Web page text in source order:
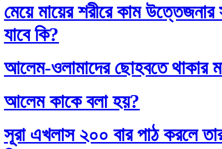
মেয়ে মায়ের শরীরে কাম উত্তেজনার
যাবে কি?
আলেম-ওলামাদের ছোহবতে থাকার
আলেম কাকে বলা হয়?
সূরা এখলাস ২০০ বার পাঠ করলে